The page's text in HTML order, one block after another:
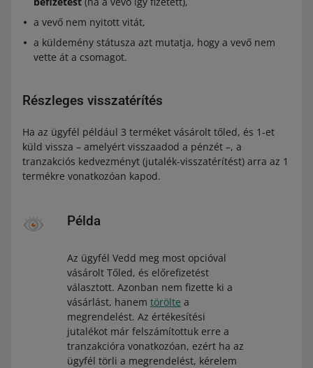
a vevő nem nyitott vitát,
a küldemény státusza azt mutatja, hogy a vevő nem
vette át a csomagot.
Részleges visszatérítés
Ha az ügyfél például 3 terméket vásárolt tőled, és 1-et
küld vissza – amelyért visszaadod a pénzét –, a
tranzakciós kedvezményt (jutalék-visszatérítést) arra az 1
termékre vonatkozóan kapod.
Példa
Az ügyfél Vedd meg most opcióval
vásárolt Tőled, és előrefizetést
választott. Azonban nem fizette ki a
vásárlást, hanem törölte a
megrendelést. Az értékesítési
jutalékot már felszámítottuk erre a
tranzakcióra vonatkozóan, ezért ha az
ügyfél törli a megrendelést, kérelem